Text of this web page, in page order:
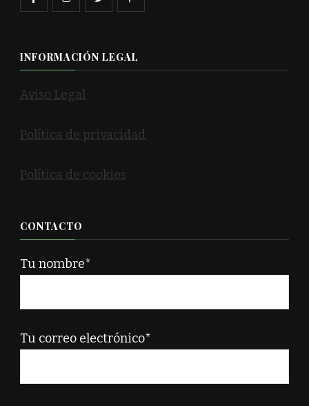
INFORMACIÓN LEGAL
Aviso Legal
Política de privacidad
Política de cookies
CONTACTO
Tu nombre*
Tu correo electrónico*